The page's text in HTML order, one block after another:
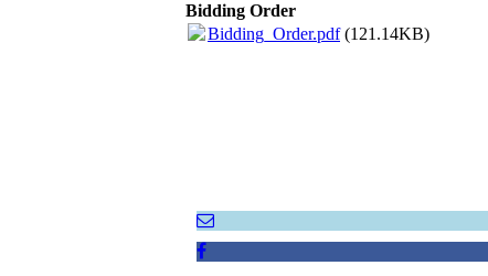
Bidding Order
Bidding_Order.pdf(121.14KB)